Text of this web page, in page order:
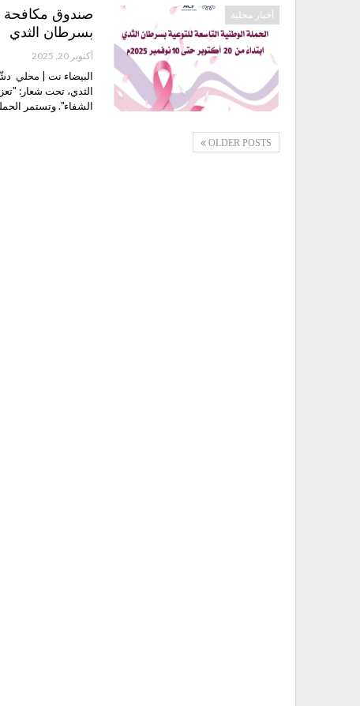
أخبار محلية
صندوق مكافحة
بسرطان الثدي
أكتوبر 20, 2025
البيضاء نت | محلي
الثدي، تحت شعار:
الشفاء". وتستمر الحملة في
OLDER POSTS